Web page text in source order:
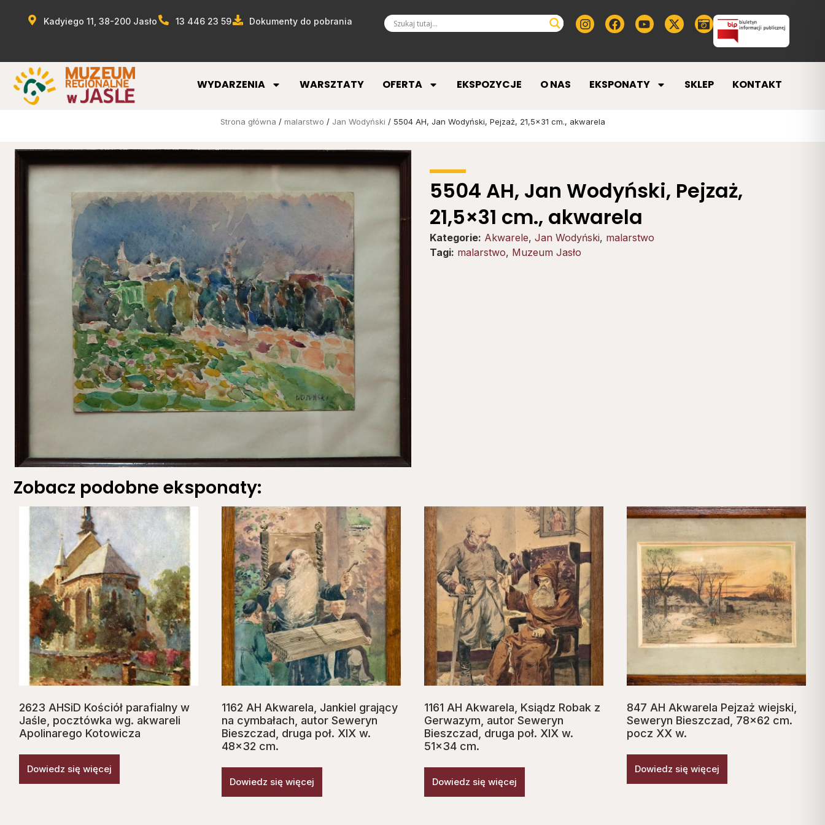
Kadyiego 11, 38-200 Jasło 13 446 23 59 Dokumenty do pobrania
WYDARZENIA WARSZTATY OFERTA EKSPOZYCJE O NAS EKSPONATY SKLEP KONTAKT
Strona główna / malarstwo / Jan Wodyński / 5504 AH, Jan Wodyński, Pejzaż, 21,5×31 cm., akwarela
5504 AH, Jan Wodyński, Pejzaż,
21,5×31 cm., akwarela
Kategorie: Akwarele, Jan Wodyński, malarstwo
Tagi: malarstwo, Muzeum Jasło
Zobacz podobne eksponaty:
2623 AHSiD Kościół parafialny w
Jaśle, pocztówka wg. akwareli
Apolinarego Kotowicza
Dowiedz się więcej
1162 AH Akwarela, Jankiel grający
na cymbałach, autor Seweryn
Bieszczad, druga poł. XIX w.
48×32 cm.
Dowiedz się więcej
1161 AH Akwarela, Ksiądz Robak z
Gerwazym, autor Seweryn
Bieszczad, druga poł. XIX w.
51×34 cm.
Dowiedz się więcej
847 AH Akwarela Pejzaż wiejski,
Seweryn Bieszczad, 78×62 cm.
pocz XX w.
Dowiedz się więcej